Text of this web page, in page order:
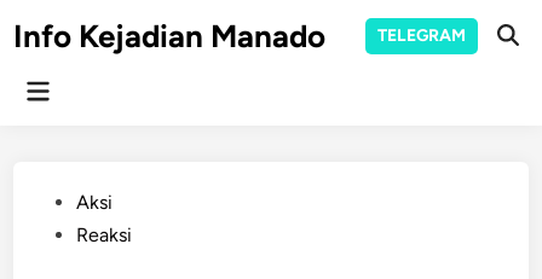
toInfo Kejadian Manado TELEGRAM
Main
PostedAksi
Reaksi